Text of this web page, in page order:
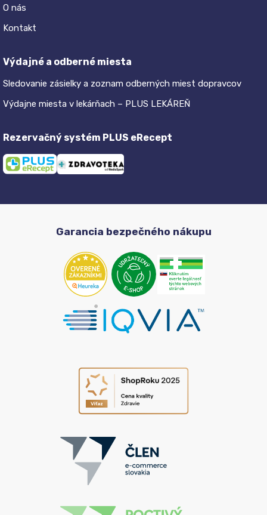
O nás
Kontakt
Výdajné a odberné miesta
Sledovanie zásielky a zoznam odberných miest dopravcov
Výdajne miesta v lekárňach – PLUS LEKÁREŇ
Rezervačný systém PLUS eRecept
Garancia bezpečného nákupu